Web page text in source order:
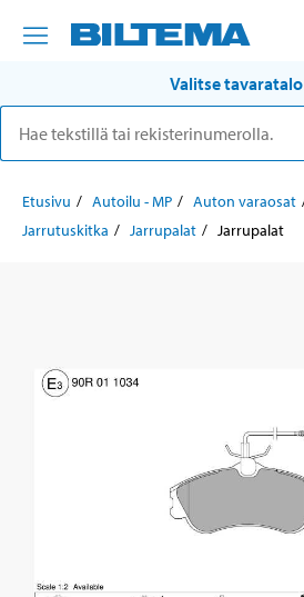
Valitse tavaratalo
Etusivu Autoilu - MP Auton varaosat
Jarrutuskitka
Jarrupalat Jarrupalat